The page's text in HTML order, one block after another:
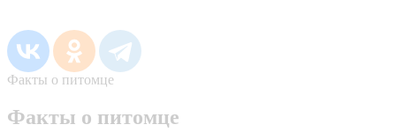
Факты о питомце
Факты о питомце